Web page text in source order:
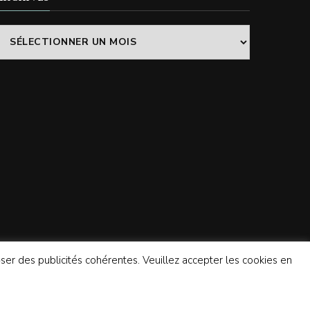
Archives
des publicités cohérentes. Veuillez accepter les cookies en